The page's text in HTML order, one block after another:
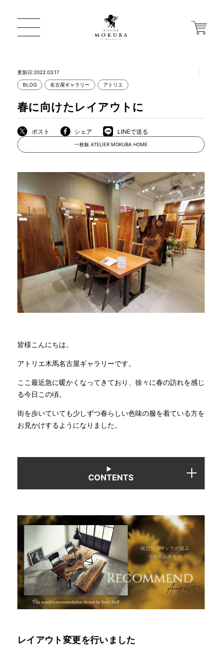
店舗から探す
MOKUBA について
商品情報
直営店
イベント
全商品一覧
INFORMATION
よくあるご質問
お問い合わせ
更新日:2022.03.17
BLOG 名古屋ギャラリー アトリエ
春に向けたレイアウトに
ポスト シェア LINEで送る
一枚板 ATELIER MOKUBA HOME
皆様こんにちは。
アトリエ木馬名古屋ギャラリーです。
ここ最近急に暖かくなってきており、徐々に春の訪れを感じ
る今日この頃。
街を歩いていても少しずつ春らしい色味の服を着ている方を
お見かけするようになりました。
CONTENTS
レイアウト変更を行いました